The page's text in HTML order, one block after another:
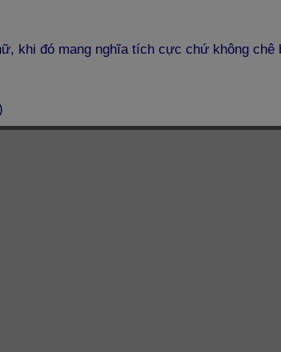
khi đó mang nghĩa tích cực chứ không chê